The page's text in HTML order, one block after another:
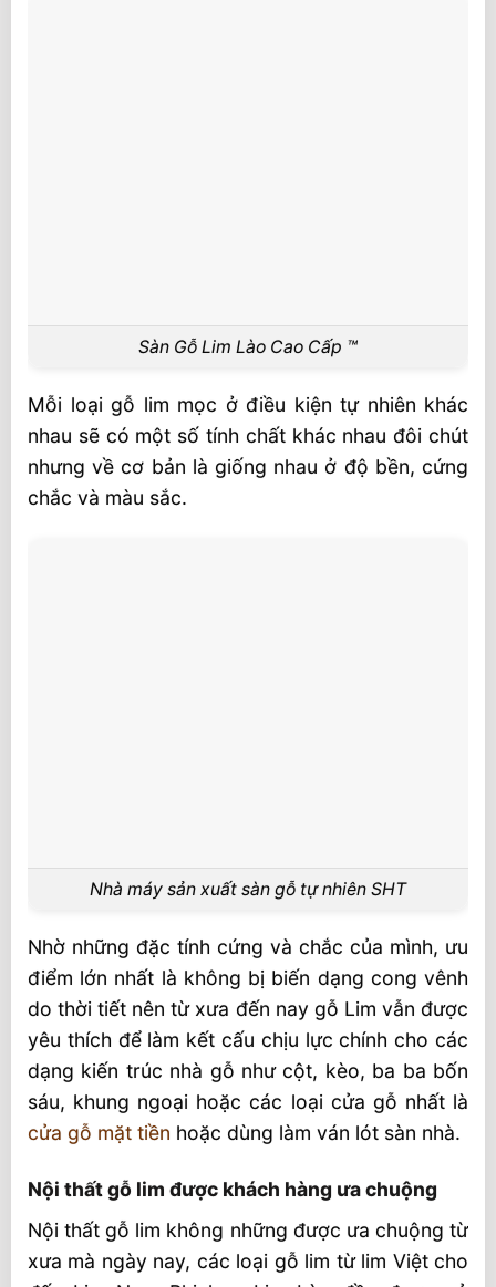
Sàn Gỗ Lim Lào Cao Cấp ™
Mỗi loại gỗ lim mọc ở điều kiện tự nhiên khác
nhau sẽ có một số tính chất khác nhau đôi chút
nhưng về cơ bản là giống nhau ở độ bền, cứng
chắc và màu sắc.
Nhà máy sản xuất sàn gỗ tự nhiên SHT
Nhờ những đặc tính cứng và chắc của mình, ưu
điểm lớn nhất là không bị biến dạng cong vênh
do thời tiết nên từ xưa đến nay gỗ Lim vẫn được
yêu thích để làm kết cấu chịu lực chính cho các
dạng kiến trúc nhà gỗ như cột, kèo, ba ba bốn
sáu, khung ngoại hoặc các loại cửa gỗ nhất là
cửa gỗ mặt tiền hoặc dùng làm ván lót sàn nhà.
Nội thất gỗ lim được khách hàng ưa chuộng
Nội thất gỗ lim không những được ưa chuộng từ
xưa mà ngày nay, các loại gỗ lim từ lim Việt cho